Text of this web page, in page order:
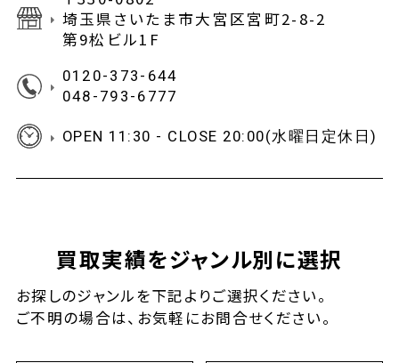
埼玉県さいたま市大宮区宮町2-8-2
第9松ビル1F
0120-373-644
048-793-6777
OPEN 11:30 - CLOSE 20:00(水曜日定休日)
買取実績をジャンル別に選択
お探しのジャンルを下記よりご選択ください。
ご不明の場合は、お気軽にお問合せください。